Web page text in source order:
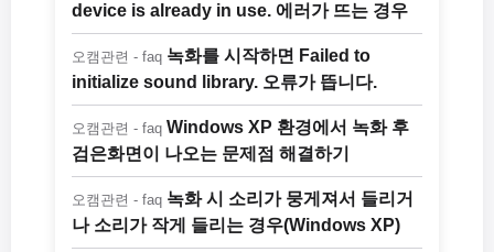
device is already in use. 에러가 뜨는 경우
오캠관련 - faq 녹화를 시작하면 Failed to
initialize sound library. 오류가 뜹니다.
오캠관련 - faq Windows XP 환경에서 녹화 후
검은화면이 나오는 문제점 해결하기
오캠관련 - faq 녹화 시 소리가 뭉게져서 들리거
나 소리가 작게 들리는 경우(Windows XP)